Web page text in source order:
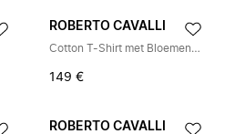
ROBERTO CAVALLI
Cotton T-Shirt met Bloemenmouwen
149 €
ROBERTO CAVALLI